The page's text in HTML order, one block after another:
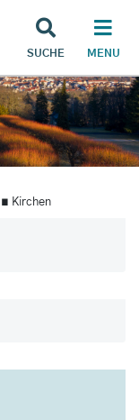
SUCHE MENU
∎ Kirchen